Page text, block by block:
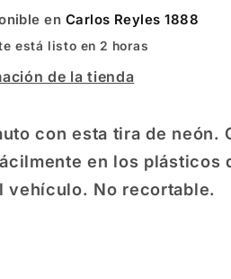
en Carlos Reyles 1888
está listo en 2 horas
de la tienda
con esta tira de neón.
en los plásticos
vehículo. No recortable.